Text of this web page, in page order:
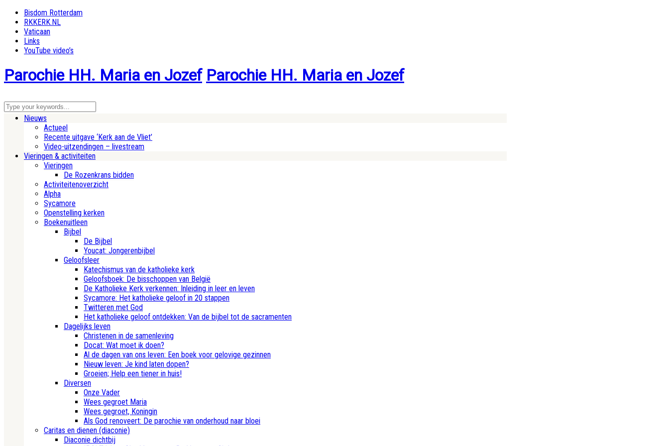
Bisdom Rotterdam
RKKERK.NL
Vaticaan
Links
YouTube video’s
Parochie HH. Maria en Jozef Parochie HH. Maria en Jozef
Nieuws
Actueel
Recente uitgave ‘Kerk aan de Vliet’
Video-uitzendingen – livestream
Vieringen & activiteiten
Vieringen
De Rozenkrans bidden
Activiteitenoverzicht
Alpha
Sycamore
Openstelling kerken
Boekenuitleen
Bijbel
De Bijbel
Youcat: Jongerenbijbel
Geloofsleer
Katechismus van de katholieke kerk
Geloofsboek: De bisschoppen van België
De Katholieke Kerk verkennen: Inleiding in leer en leven
Sycamore: Het katholieke geloof in 20 stappen
Twitteren met God
Het katholieke geloof ontdekken: Van de bijbel tot de sacramenten
Dagelijks leven
Christenen in de samenleving
Docat: Wat moet ik doen?
Al de dagen van ons leven: Een boek voor gelovige gezinnen
Nieuw leven: Je kind laten dopen?
Groeien; Help een tiener in huis!
Diversen
Onze Vader
Wees gegroet Maria
Wees gegroet, Koningin
Als God renoveert: De parochie van onderhoud naar bloei
Caritas en dienen (diaconie)
Diaconie dichtbij